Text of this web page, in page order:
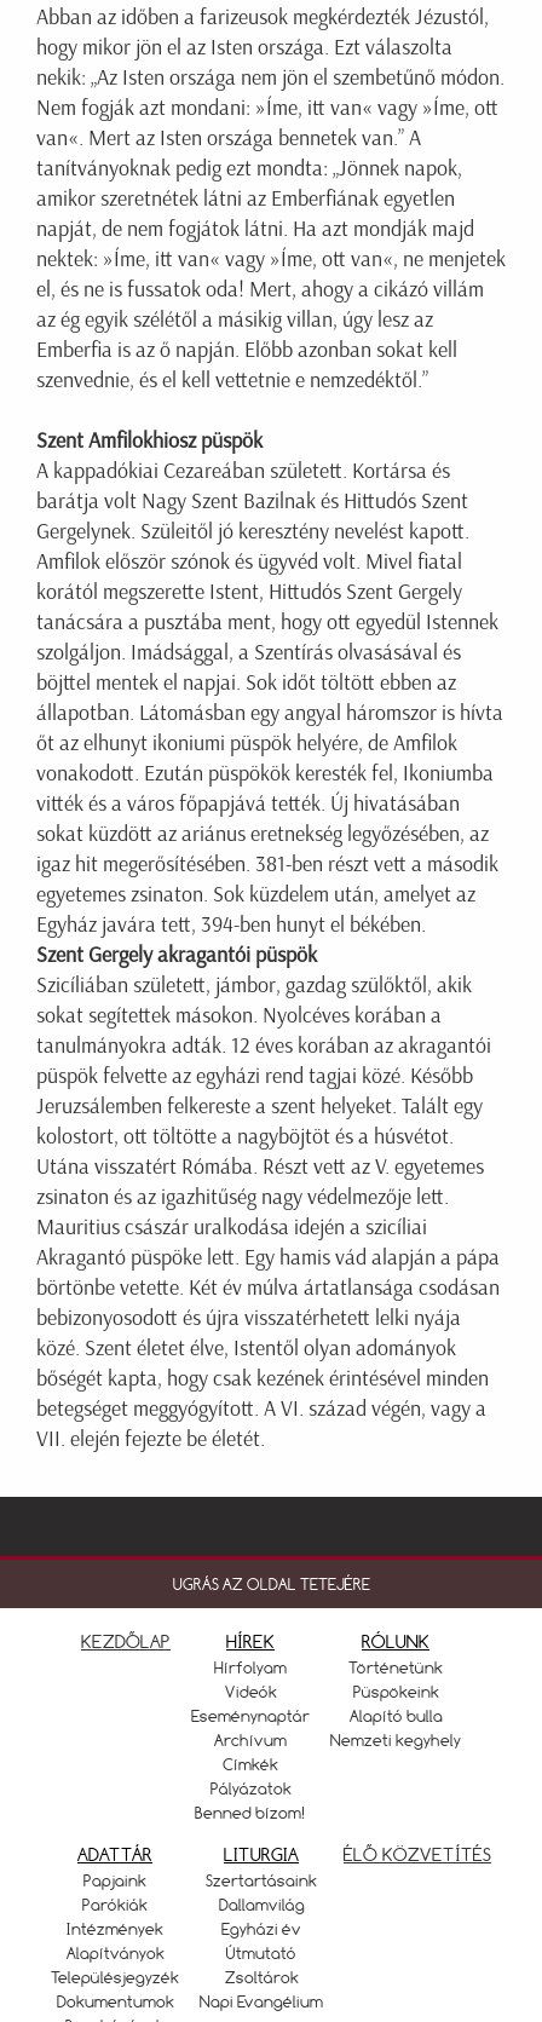
Abban az időben a farizeusok megkérdezték Jézustól,
hogy mikor jön el az Isten országa. Ezt válaszolta
nekik: „Az Isten országa nem jön el szembetűnő módon.
Nem fogják azt mondani: »Íme, itt van« vagy »Íme, ott
van«. Mert az Isten országa bennetek van.” A
tanítványoknak pedig ezt mondta: „Jönnek napok,
amikor szeretnétek látni az Emberfiának egyetlen
napját, de nem fogjátok látni. Ha azt mondják majd
nektek: »Íme, itt van« vagy »Íme, ott van«, ne menjetek
el, és ne is fussatok oda! Mert, ahogy a cikázó villám
az ég egyik szélétől a másikig villan, úgy lesz az
Emberfia is az ő napján. Előbb azonban sokat kell
szenvednie, és el kell vettetnie e nemzedéktől.”
Szent Amfilokhiosz püspök
A kappadókiai Cezareában született. Kortársa és
barátja volt Nagy Szent Bazilnak és Hittudós Szent
Gergelynek. Szüleitől jó keresztény nevelést kapott.
Amfilok először szónok és ügyvéd volt. Mivel fiatal
korától megszerette Istent, Hittudós Szent Gergely
tanácsára a pusztába ment, hogy ott egyedül Istennek
szolgáljon. Imádsággal, a Szentírás olvasásával és
böjttel mentek el napjai. Sok időt töltött ebben az
állapotban. Látomásban egy angyal háromszor is hívta
őt az elhunyt ikoniumi püspök helyére, de Amfilok
vonakodott. Ezután püspökök keresték fel, Ikoniumba
vitték és a város főpapjává tették. Új hivatásában
sokat küzdött az ariánus eretnekség legyőzésében, az
igaz hit megerősítésében. 381-ben részt vett a második
egyetemes zsinaton. Sok küzdelem után, amelyet az
Egyház javára tett, 394-ben hunyt el békében.
Szent Gergely akragantói püspök
Szicíliában született, jámbor, gazdag szülőktől, akik
sokat segítettek másokon. Nyolcéves korában a
tanulmányokra adták. 12 éves korában az akragantói
püspök felvette az egyházi rend tagjai közé. Később
Jeruzsálemben felkereste a szent helyeket. Talált egy
kolostort, ott töltötte a nagyböjtöt és a húsvétot.
Utána visszatért Rómába. Részt vett az V. egyetemes
zsinaton és az igazhitűség nagy védelmezője lett.
Mauritius császár uralkodása idején a szicíliai
Akragantó püspöke lett. Egy hamis vád alapján a pápa
börtönbe vetette. Két év múlva ártatlansága csodásan
bebizonyosodott és újra visszatérhetett lelki nyája
közé. Szent életet élve, Istentől olyan adományok
bőségét kapta, hogy csak kezének érintésével minden
betegséget meggyógyított. A VI. század végén, vagy a
VII. elején fejezte be életét.
UGRÁS AZ OLDAL TETEJÉRE
KEZDŐLAP HÍREK
Hírfolyam
Videók
Eseménynaptár
Archívum
Címkék
Pályázatok
Benned bízom!
RÓLUNK
Történetünk
Püspökeink
Alapító bulla
Nemzeti kegyhely
ADATTÁR
Papjaink
Parókiák
Intézmények
Alapítványok
Településjegyzék
Dokumentumok
LITURGIA
Szertartásaink
Dallamvilág
Egyházi év
Útmutató
Zsoltárok
Napi Evangélium
ÉLŐ KÖZVETÍTÉS